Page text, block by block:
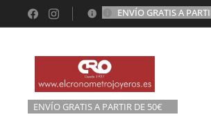
ENVÍO GRATIS A
ENVÍO GRATIS A PARTIR DE 50€💫